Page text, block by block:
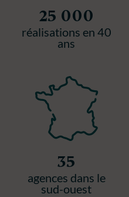
25 000
réalisations en 40
ans
35
agences dans le
sud-ouest